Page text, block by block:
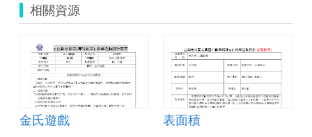
相關資源
金氏遊戲 表面積